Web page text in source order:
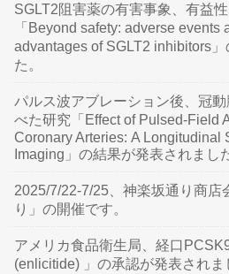
SGLT2阻害薬の有害事象、有益
「Beyond safety: adverse events
advantages of SGLT2 inhibitors
た。
パルス波アブレーション後、冠
べた研究「Effect of Pulsed-Field
Coronary Arteries: A Longitudinal
Imaging」の結果が発表されまし
2025/7/22-7/25、神楽坂通り商店
り」の開催です。
アメリカ食品衛生局、経口
(enlicitide) 」の承認が発表されま